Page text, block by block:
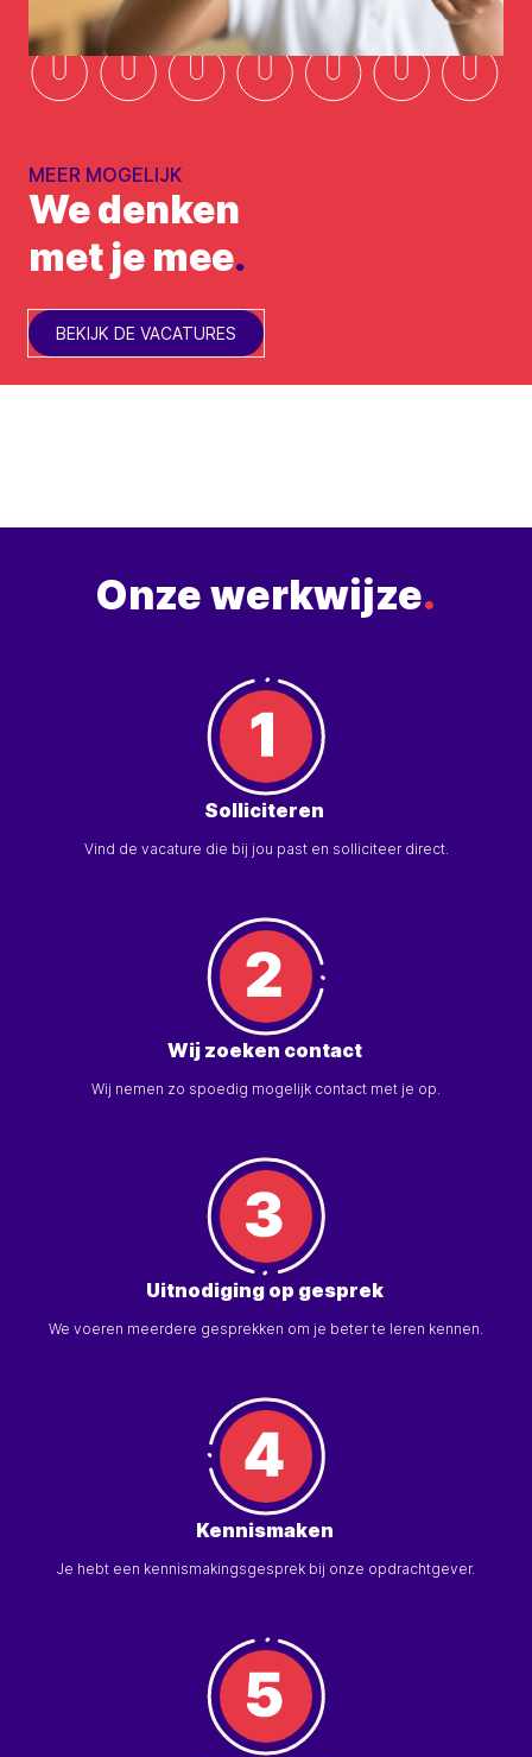
MEER MOGELIJK
We denken
met je mee.
BEKIJK DE VACATURES
Onze werkwijze.
Solliciteren
Vind de vacature die bij jou past en solliciteer direct.
Wij zoeken contact
Wij nemen zo spoedig mogelijk contact met je op.
Uitnodiging op gesprek
We voeren meerdere gesprekken om je beter te leren kennen.
Kennismaken
Je hebt een kennismakingsgesprek bij onze opdrachtgever.